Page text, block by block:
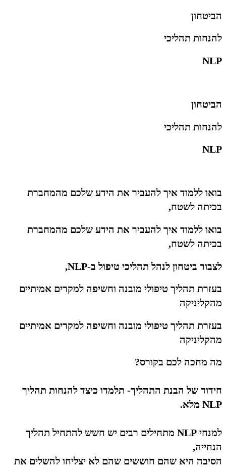
הביטחון
להנחות תהליכי
NLP
הביטחון
להנחות תהליכי
NLP
בואו ללמוד איך להעביר את הידע שלכם מהמחברת
בכיתה לשטח,
בואו ללמוד איך להעביר את הידע שלכם מהמחברת
בכיתה לשטח,
לצבור ביטחון לנהל תהליכי טיפול ב-NLP,
בעזרת תהליך טיפולי מובנה וחשיפה למקרים אמיתיים
מהקליניקה
בעזרת תהליך טיפולי מובנה וחשיפה למקרים אמיתיים
מהקליניקה
מה מחכה לכם בקורס?
חידוד של הבנת התהליך- תלמדו כיצד להנחות תהליך
NLP מלא.
למנחי NLP מתחילים רבים יש חשש להתחיל תהליך
הנחייה,
הסיבה היא שהם חוששים שהם לא יצליחו להשלים את